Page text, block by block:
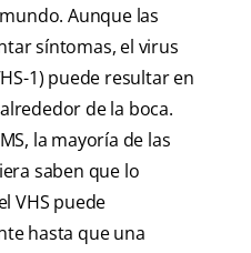
Aunque las
síntomas, el virus
1) puede resultar en
de la boca.
la mayoría de las
saben que lo
VHS puede
hasta que una